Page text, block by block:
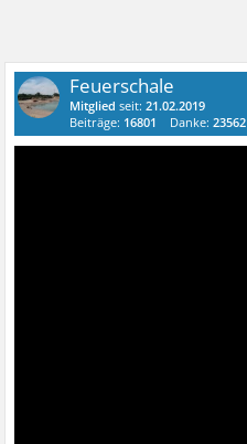
Feuerschale
Mitglied seit:21.02.2019
Beiträge: 16801 Danke:23562